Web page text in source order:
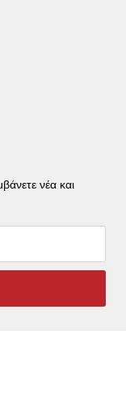
νέα και